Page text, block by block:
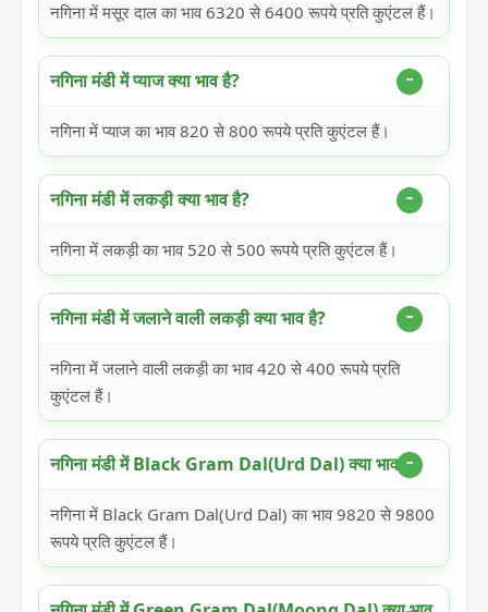
नगिना में मसूर दाल का भाव 6320 से 6400 रूपये प्रति कुएंटल हैं।
नगिना मंडी में प्याज क्या भाव है?
नगिना में प्याज का भाव 820 से 800 रूपये प्रति कुएंटल हैं।
नगिना मंडी में लकड़ी क्या भाव है?
नगिना में लकड़ी का भाव 520 से 500 रूपये प्रति कुएंटल हैं।
नगिना मंडी में जलाने वाली लकड़ी क्या भाव है?
नगिना में जलाने वाली लकड़ी का भाव 420 से 400 रूपये प्रति
कुएंटल हैं।
नगिना मंडी में Black Gram Dal(Urd Dal) क्या भाव है?
नगिना में Black Gram Dal(Urd Dal) का भाव 9820 से 9800
रूपये प्रति कुएंटल हैं।